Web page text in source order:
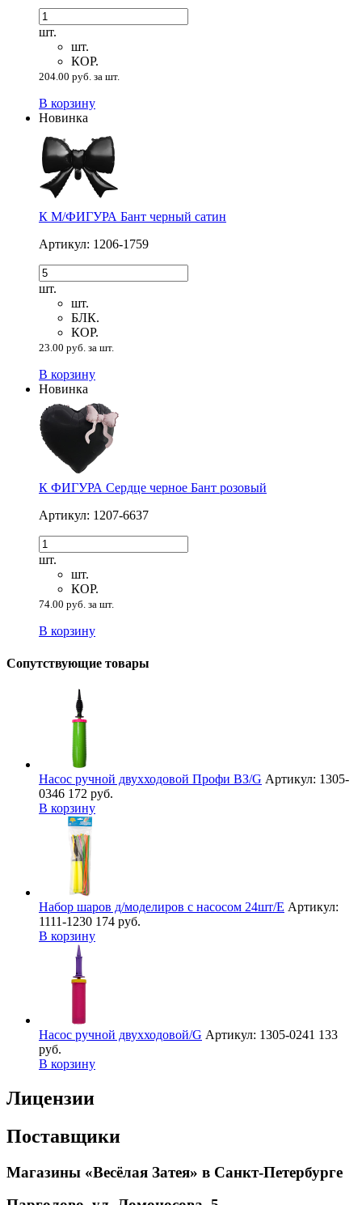
шт.
шт.
КОР.
204.00 руб. за шт.
В корзину
Новинка
К М/ФИГУРА Бант черный сатин
Артикул: 1206-1759
шт.
шт.
БЛК.
КОР.
23.00 руб. за шт.
В корзину
Новинка
К ФИГУРА Сердце черное Бант розовый
Артикул: 1207-6637
шт.
шт.
КОР.
74.00 руб. за шт.
В корзину
Сопутствующие товары
Насос ручной двухходовой Профи ВЗ/G Артикул: 1305-
0346 172 руб.
В корзину
Набор шаров д/моделиров с насосом 24шт/E Артикул:
1111-1230 174 руб.
В корзину
Насос ручной двухходовой/G Артикул: 1305-0241 133
руб.
В корзину
Лицензии
Поставщики
Магазины «Весёлая Затея» в Санкт-Петербурге